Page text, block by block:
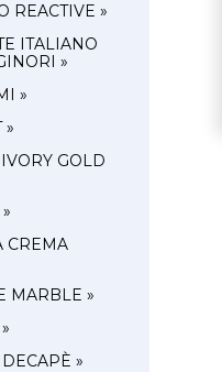
REACTIVE »
ITALIANO
»
»
»
GOLD
CREMA
MARBLE »
»